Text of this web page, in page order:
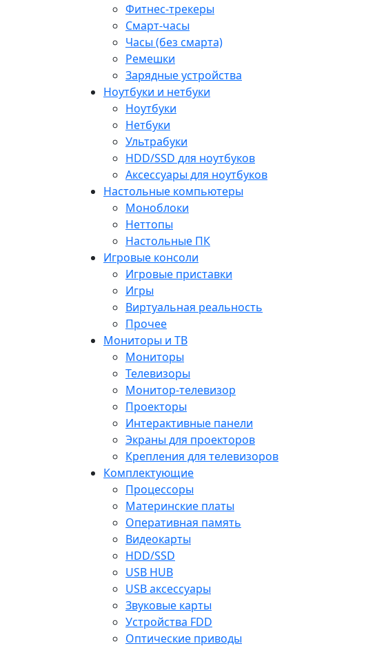
Фитнес-трекеры
Смарт-часы
Часы (без смарта)
Ремешки
Зарядные устройства
Ноутбуки и нетбуки
Ноутбуки
Нетбуки
Ультрабуки
HDD/SSD для ноутбуков
Аксессуары для ноутбуков
Настольные компьютеры
Моноблоки
Неттопы
Настольные ПК
Игровые консоли
Игровые приставки
Игры
Виртуальная реальность
Прочее
Мониторы и ТВ
Мониторы
Телевизоры
Монитор-телевизор
Проекторы
Интерактивные панели
Экраны для проекторов
Крепления для телевизоров
Комплектующие
Процессоры
Материнские платы
Оперативная память
Видеокарты
HDD/SSD
USB HUB
USB аксессуары
Звуковые карты
Устройства FDD
Оптические приводы